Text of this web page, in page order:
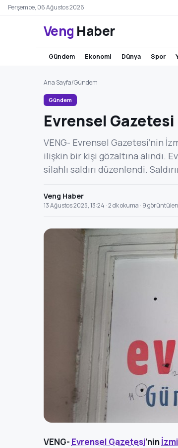
Perşembe, 06 Ağustos 2026
Veng Haber
gündem ekonomi dünya spor
Ana Sayfa/Gündem
Gündem
Evrensel
VENG- Evrensel Gazetesi’nin
ilişkin bir kişi gözaltına alındı.
silahlı saldırı düzenlendi.
Veng Haber
13 Ağustos 2025, 13:24 · 2 dk okuma · 9
VENG- Evrensel Gazetesi’nin